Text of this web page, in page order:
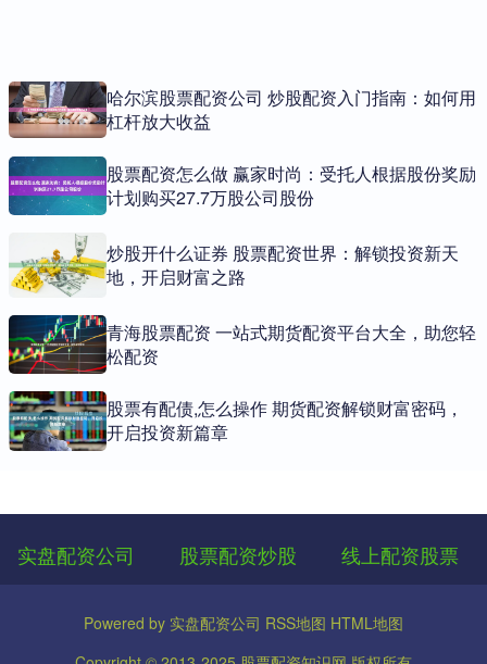
哈尔滨股票配资公司 炒股配资入门指南：如何用
杠杆放大收益
股票配资怎么做 赢家时尚：受托人根据股份奖励
计划购买27.7万股公司股份
炒股开什么证券 股票配资世界：解锁投资新天
地，开启财富之路
青海股票配资 一站式期货配资平台大全，助您轻
松配资
股票有配债,怎么操作 期货配资解锁财富密码，
开启投资新篇章
实盘配资公司 股票配资炒股 线上配资股票
Powered by 实盘配资公司 RSS地图 HTML地图